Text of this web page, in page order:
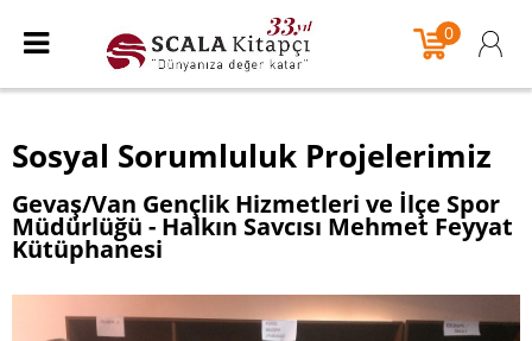
0
Sosyal Sorumluluk Projelerimiz
Gevaş/Van Gençlik Hizmetleri ve İlçe Spor
Müdürlüğü - Halkın Savcısı Mehmet Feyyat
Kütüphanesi